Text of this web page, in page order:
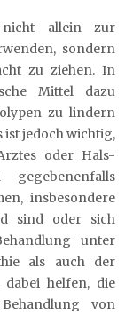
nicht allein zur
sondern
zu ziehen. In
Mittel dazu
zu lindern
ist jedoch wichtig,
oder Hals-
gegebenenfalls
insbesondere
sind oder sich
unter
als auch der
helfen, die
von